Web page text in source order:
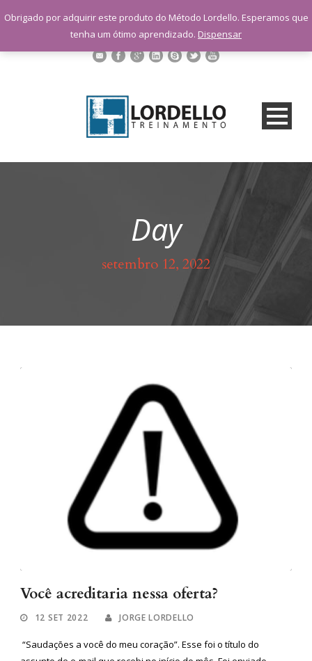
sac@lordellotreinamento.com.br
+55 11 9 1398-3091
Day
setembro 12, 2022
Você acreditaria nessa oferta?
12 SET 2022 JORGE LORDELLO
“Saudações a você do meu coração”. Esse foi o título do
Obrigado por adquirir este produto do Método Lordello. Esperamos que
tenha um ótimo aprendizado. Dispensar